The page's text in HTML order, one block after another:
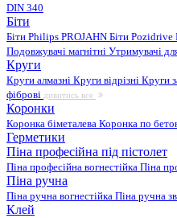
DIN 340
Біти
Біти Philips PROJAHN Біти Pozidrive
Подовжувачі магнітні Утримувачі
Круги
Круги алмазні Круги відрізні Круги
фіброві дивитись все
Коронки
Коронка біметалева Коронка по
Герметики
Піна професійна під пістолет
Піна професійна вогнестійка Піна
Піна ручна
Піна ручна вогнестійка Піна ручна
Клей